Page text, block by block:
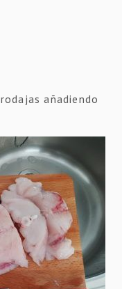
añadiendo